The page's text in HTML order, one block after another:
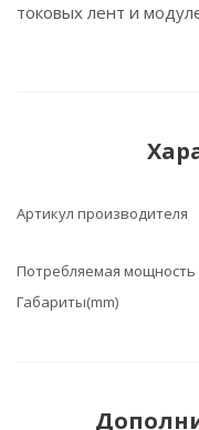
токовых лент и
Артикул производителя
Потребляемая мощность
Габариты(mm)